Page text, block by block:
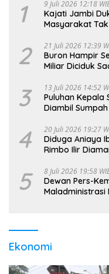
1 9 Juli 2026 12:18
Kajati Jambi
Masyarakat
2 21 Juli 2026 12:39
Buron Hampir
Miliar Diciduk
3 13 Juli 2026 14:52
Puluhan Kepala
Diambil
4 20 Juli 2026 19:27
Diduga Aniaya
Rimbo Ilir
5 8 Juli 2026 19:58
Dewan Pers-
Maladministrasi
Ekonomi